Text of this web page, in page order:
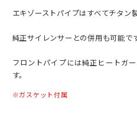
エキゾーストパイプはすべてチタン
純正サイレンサーとの併用も可能です
フロントパイプには純正ヒートガ
す。
ガスケット付属